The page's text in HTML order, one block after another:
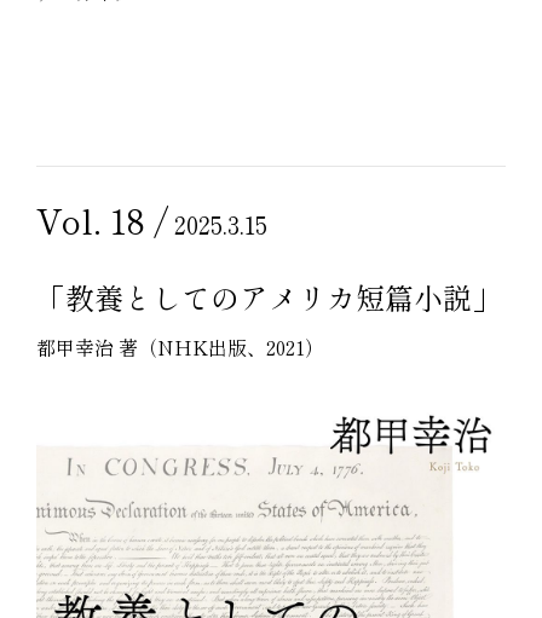
Vol. 18 /2025.3.15
「教養としてのアメリカ短篇小説」
都甲幸治 著（NHK出版、2021）